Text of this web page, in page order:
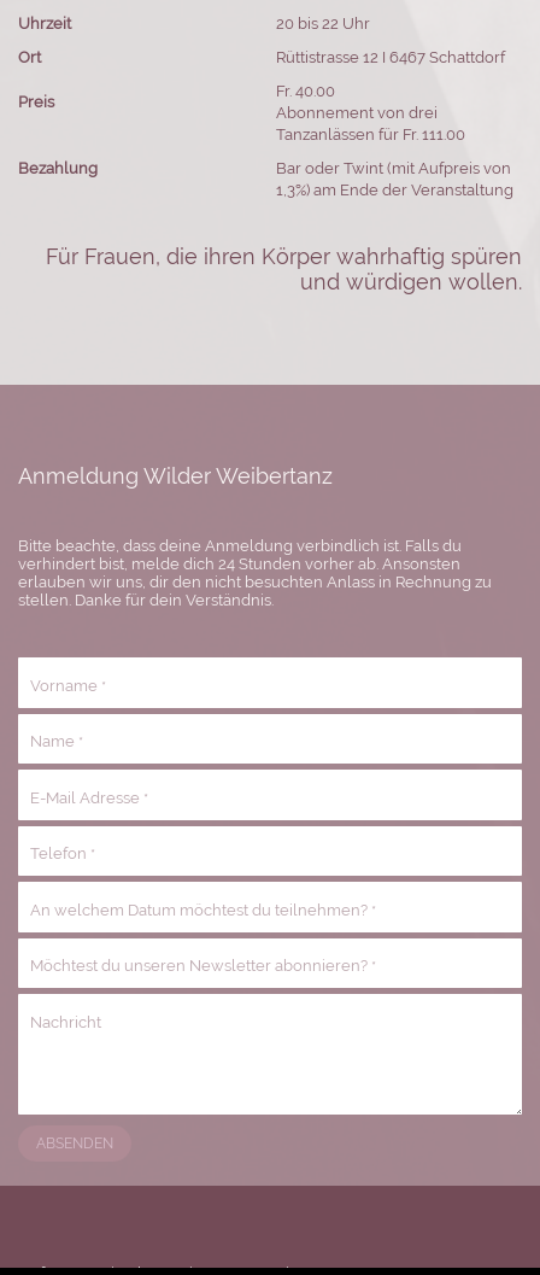
Uhrzeit
20 bis 22 Uhr
Ort
Rüttistrasse 12 I 6467 Schattdorf
Preis
Fr. 40.00
Abonnement von drei
Tanzanlässen für Fr. 111.00
Bezahlung
Bar oder Twint (mit Aufpreis von
1,3%) am Ende der Veranstaltung
Für Frauen, die ihren Körper wahrhaftig spüren
und würdigen wollen.
Anmeldung Wilder Weibertanz
Bitte beachte, dass deine Anmeldung verbindlich ist. Falls du
verhindert bist, melde dich 24 Stunden vorher ab. Ansonsten
erlauben wir uns, dir den nicht besuchten Anlass in Rechnung zu
stellen. Danke für dein Verständnis.
Vorname *
Name *
E-Mail Adresse *
Telefon *
An welchem Datum möchtest du teilnehmen? *
Möchtest du unseren Newsletter abonnieren? *
Nachricht
ABSENDEN